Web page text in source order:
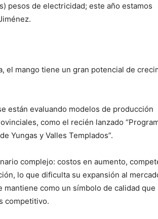
pesos de electricidad; este año estamos
el mango tiene un gran potencial de
están evaluando modelos de producción
como el recién lanzado
Yungas y Valles Templados”.
complejo: costos en aumento,
lo que dificulta su expansión al
como un símbolo de calidad que
competitivo.